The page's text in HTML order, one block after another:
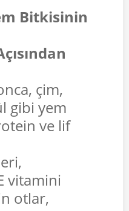
Bitkisinin
çim,
gibi yem
ve lif
vitamini
otlar,